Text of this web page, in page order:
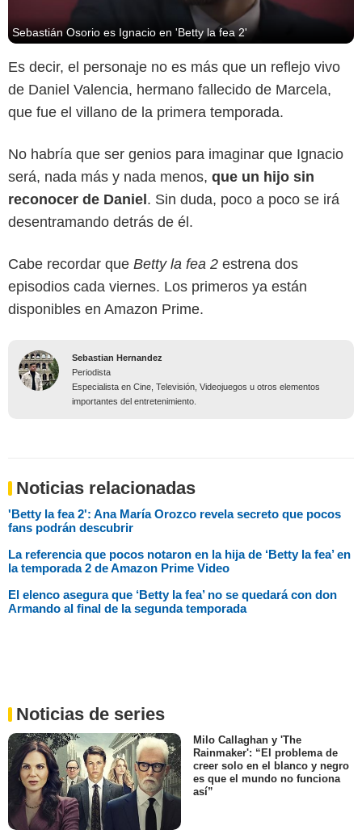
Sebastián Osorio es Ignacio en 'Betty la fea 2'
Es decir, el personaje no es más que un reflejo vivo
de Daniel Valencia, hermano fallecido de Marcela,
que fue el villano de la primera temporada.
No habría que ser genios para imaginar que Ignacio
será, nada más y nada menos, que un hijo sin
reconocer de Daniel. Sin duda, poco a poco se irá
desentramando detrás de él.
Cabe recordar que Betty la fea 2 estrena dos
episodios cada viernes. Los primeros ya están
disponibles en Amazon Prime.
Sebastian Hernandez
Periodista
Especialista en Cine, Televisión, Videojuegos u otros elementos
importantes del entretenimiento.
Noticias relacionadas
'Betty la fea 2': Ana María Orozco revela secreto que pocos
fans podrán descubrir
La referencia que pocos notaron en la hija de ‘Betty la fea’ en
la temporada 2 de Amazon Prime Video
El elenco asegura que ‘Betty la fea’ no se quedará con don
Armando al final de la segunda temporada
Noticias de series
Milo Callaghan y 'The
Rainmaker': “El problema de
creer solo en el blanco y negro
es que el mundo no funciona
así”